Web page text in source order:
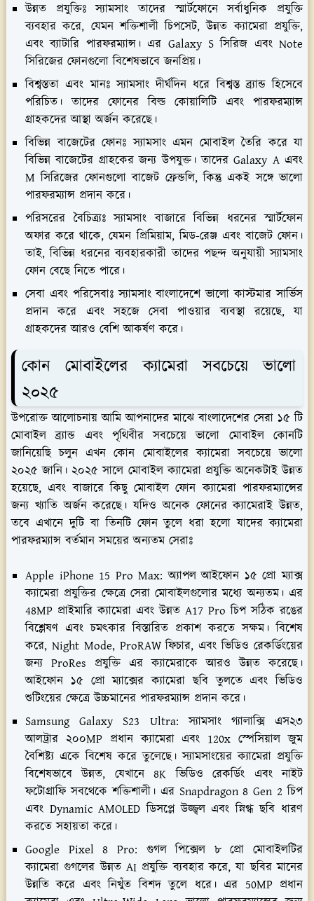
উন্নত প্রযুক্তিঃ স্যামসাং তাদের স্মার্টফোনে সর্বাধুনিক প্রযুক্তি
ব্যবহার করে, যেমন শক্তিশালী চিপসেট, উন্নত ক্যামেরা প্রযুক্তি,
এবং ব্যাটারি পারফরম্যান্স। এর Galaxy S সিরিজ এবং Note
সিরিজের ফোনগুলো বিশেষভাবে জনপ্রিয়।
বিশ্বস্ততা এবং মানঃ স্যামসাং দীর্ঘদিন ধরে বিশ্বস্ত ব্র্যান্ড হিসেবে
পরিচিত। তাদের ফোনের বিল্ড কোয়ালিটি এবং পারফরম্যান্স
গ্রাহকদের আস্থা অর্জন করেছে।
বিভিন্ন বাজেটের ফোনঃ স্যামসাং এমন মোবাইল তৈরি করে যা
বিভিন্ন বাজেটের গ্রাহকের জন্য উপযুক্ত। তাদের Galaxy A এবং
M সিরিজের ফোনগুলো বাজেট ফ্রেন্ডলি, কিন্তু একই সঙ্গে ভালো
পারফরম্যান্স প্রদান করে।
পরিসরের বৈচিত্র্যঃ স্যামসাং বাজারে বিভিন্ন ধরনের স্মার্টফোন
অফার করে থাকে, যেমন প্রিমিয়াম, মিড-রেঞ্জ এবং বাজেট ফোন।
তাই, বিভিন্ন ধরনের ব্যবহারকারী তাদের পছন্দ অনুযায়ী স্যামসাং
ফোন বেছে নিতে পারে।
সেবা এবং পরিসেবাঃ স্যামসাং বাংলাদেশে ভালো কাস্টমার সার্ভিস
প্রদান করে এবং সহজে সেবা পাওয়ার ব্যবস্থা রয়েছে, যা
গ্রাহকদের আরও বেশি আকর্ষণ করে।
কোন মোবাইলের ক্যামেরা সবচেয়ে ভালো
২০২৫
উপরোক্ত আলোচনায় আমি আপনাদের মাঝে বাংলাদেশের সেরা ১৫ টি
মোবাইল ব্র্যান্ড এবং পৃথিবীর সবচেয়ে ভালো মোবাইল কোনটি
জানিয়েছি চলুন এখন কোন মোবাইলের ক্যামেরা সবচেয়ে ভালো
২০২৫ জানি। ২০২৫ সালে মোবাইল ক্যামেরা প্রযুক্তি অনেকটাই উন্নত
হয়েছে, এবং বাজারে কিছু মোবাইল ফোন ক্যামেরা পারফরম্যান্সের
জন্য খ্যাতি অর্জন করেছে। যদিও অনেক ফোনের ক্যামেরাই উন্নত,
তবে এখানে দুটি বা তিনটি ফোন তুলে ধরা হলো যাদের ক্যামেরা
পারফরম্যান্স বর্তমান সময়ের অন্যতম সেরাঃ
Apple iPhone 15 Pro Max: অ্যাপল আইফোন ১৫ প্রো ম্যাক্স
ক্যামেরা প্রযুক্তির ক্ষেত্রে সেরা মোবাইলগুলোর মধ্যে অন্যতম। এর
48MP প্রাইমারি ক্যামেরা এবং উন্নত A17 Pro চিপ সঠিক রঙের
বিশ্লেষণ এবং চমৎকার বিস্তারিত প্রকাশ করতে সক্ষম। বিশেষ
করে, Night Mode, ProRAW ফিচার, এবং ভিডিও রেকর্ডিংয়ের
জন্য ProRes প্রযুক্তি এর ক্যামেরাকে আরও উন্নত করেছে।
আইফোন ১৫ প্রো ম্যাক্সের ক্যামেরা ছবি তুলতে এবং ভিডিও
শুটিংয়ের ক্ষেত্রে উচ্চমানের পারফরম্যান্স প্রদান করে।
Samsung Galaxy S23 Ultra: স্যামসাং গ্যালাক্সি এস২৩
আলট্রার ২০০MP প্রধান ক্যামেরা এবং 120x স্পেসিয়াল জুম
বৈশিষ্ট্য একে বিশেষ করে তুলেছে। স্যামসাংয়ের ক্যামেরা প্রযুক্তি
বিশেষভাবে উন্নত, যেখানে 8K ভিডিও রেকর্ডিং এবং নাইট
ফটোগ্রাফি সবথেকে শক্তিশালী। এর Snapdragon 8 Gen 2 চিপ
এবং Dynamic AMOLED ডিসপ্লে উজ্জ্বল এবং স্নিগ্ধ ছবি ধারণ
করতে সহায়তা করে।
Google Pixel 8 Pro: গুগল পিক্সেল ৮ প্রো মোবাইলটির
ক্যামেরা গুগলের উন্নত AI প্রযুক্তি ব্যবহার করে, যা ছবির মানের
উন্নতি করে এবং নিখুঁত বিশদ তুলে ধরে। এর 50MP প্রধান